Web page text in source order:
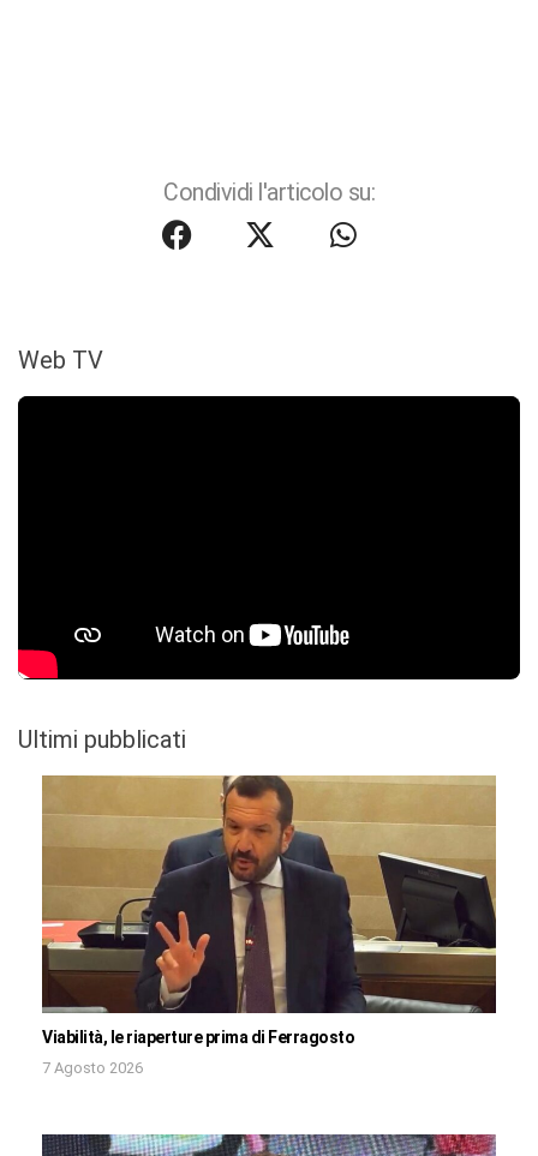
Condividi l'articolo su:
Web TV
Ultimi pubblicati
Viabilità, le riaperture prima di Ferragosto
7 Agosto 2026